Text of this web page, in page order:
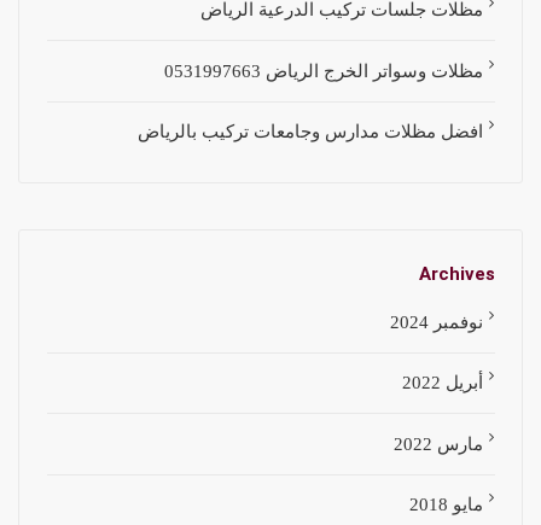
مظلات جلسات تركيب الدرعية الرياض
مظلات وسواتر الخرج الرياض 0531997663
افضل مظلات مدارس وجامعات تركيب بالرياض
Archives
نوفمبر 2024
أبريل 2022
مارس 2022
مايو 2018